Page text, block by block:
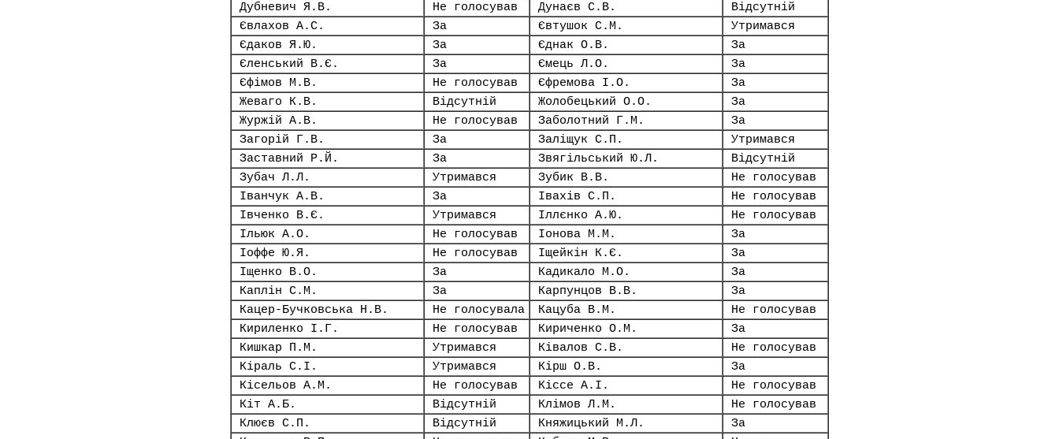
Дубневич Я.В.
Не голосував Дунаєв С.В.
Відсутній
Євлахов А.С.
За Євтушок С.М.
Утримався
Єдаков Я.Ю.
За Єднак О.В.
За
Єленський В.Є.
За Ємець Л.О.
За
Єфімов М.В.
Не голосував Єфремова І.О.
За
Жеваго К.В.
Відсутній Жолобецький О.О.
За
Журжій А.В.
Не голосував Заболотний Г.М.
За
Загорій Г.В.
За Заліщук С.П.
Утримався
Заставний Р.Й.
За Звягільський Ю.Л.
Відсутній
Зубач Л.Л.
Утримався Зубик В.В.
Не голосував
Іванчук А.В.
За Івахів С.П.
Не голосував
Івченко В.Є.
Утримався Іллєнко А.Ю.
Не голосував
Ільюк А.О.
Не голосував Іонова М.М.
За
Іоффе Ю.Я.
Не голосував Іщейкін К.Є.
За
Іщенко В.О.
За Кадикало М.О.
За
Каплін С.М.
За Карпунцов В.В.
За
Кацер-Бучковська Н.В.
Не голосувала Кацуба В.М.
Не голосував
Кириленко І.Г.
Не голосував Кириченко О.М.
За
Кишкар П.М.
Утримався Ківалов С.В.
Не голосував
Кіраль С.І.
Утримався Кірш О.В.
За
Кісельов А.М.
Не голосував Кіссе А.І.
Не голосував
Кіт А.Б.
Відсутній Клімов Л.М.
Не голосував
Клюєв С.П.
Відсутній Княжицький М.Л.
За